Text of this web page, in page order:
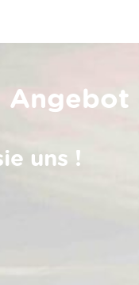
Angebot
uns !